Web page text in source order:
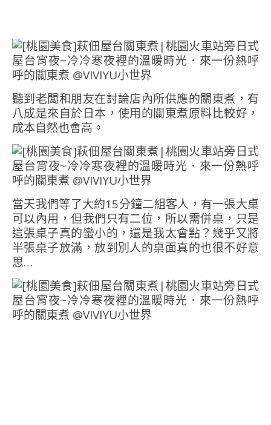
聽到老闆和朋友在討論店內所供應的關東煮，有
八成是來自於日本，使用的關東煮原料比較好，
成本自然也會高。
當天我們等了大約15分鐘二組客人，有一張大桌
可以內用，但我們只有二位，所以需併桌，只是
這張桌子真的蠻小的，還是我太會點？幾乎又將
半張桌子放滿，放到別人的桌面真的也很不好意
思…